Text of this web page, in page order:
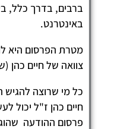
בדרך כלל, בעיתון
הפרסום היא להודיע
של חיים כהן (שם בדוי).
מי שרוצה להגיש התנגדות
ההודעה שהוגשה בקשה